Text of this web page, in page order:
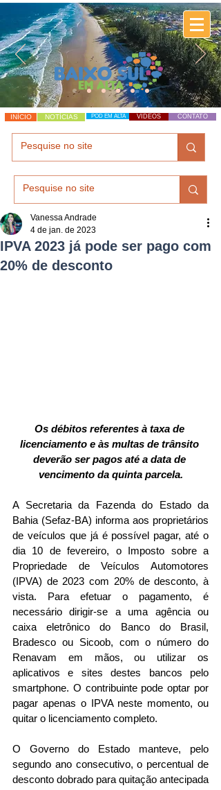
INÍCIO NOTÍCIAS POD EM ALTA VÍDEOS CONTATO
IPVA 2023 já pode ser pago com
20% de desconto
Vanessa Andrade
4 de jan. de 2023
Os débitos referentes à taxa de
licenciamento e às multas de trânsito
deverão ser pagos até a data de
vencimento da quinta parcela.
A Secretaria da Fazenda do Estado da
Bahia (Sefaz-BA) informa aos proprietários
de veículos que já é possível pagar, até o
dia 10 de fevereiro, o Imposto sobre a
Propriedade de Veículos Automotores
(IPVA) de 2023 com 20% de desconto, à
vista. Para efetuar o pagamento, é
necessário dirigir-se a uma agência ou
caixa eletrônico do Banco do Brasil,
Bradesco ou Sicoob, com o número do
Renavam em mãos, ou utilizar os
aplicativos e sites destes bancos pelo
smartphone. O contribuinte pode optar por
pagar apenas o IPVA neste momento, ou
quitar o licenciamento completo.
O Governo do Estado manteve, pelo
segundo ano consecutivo, o percentual de
desconto dobrado para quitação antecipada